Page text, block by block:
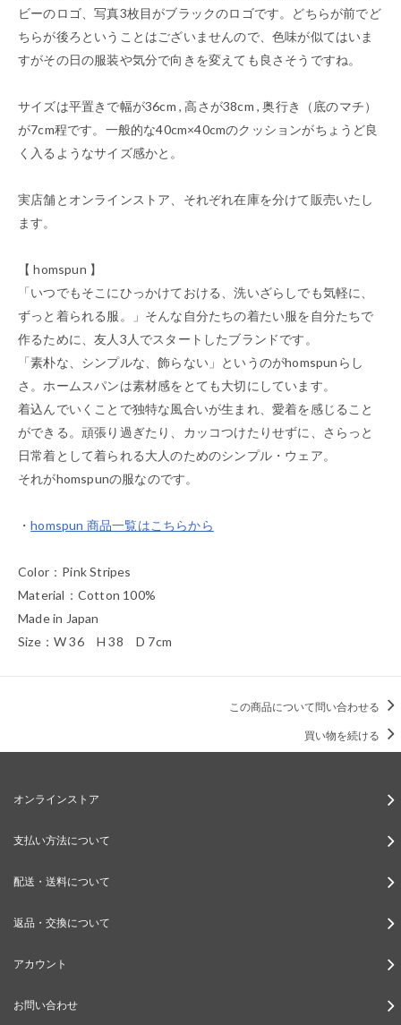
ビーのロゴ、写真3枚目がブラックのロゴです。どちらが前でど
ちらが後ろということはございませんので、色味が似てはいま
すがその日の服装や気分で向きを変えても良さそうですね。
サイズは平置きで幅が36cm , 高さが38cm , 奥行き（底のマチ）
が7cm程です。一般的な40cm×40cmのクッションがちょうど良
く入るようなサイズ感かと。
実店舗とオンラインストア、それぞれ在庫を分けて販売いたし
ます。
【 homspun 】
「いつでもそこにひっかけておける、洗いざらしでも気軽に、
ずっと着られる服。」そんな自分たちの着たい服を自分たちで
作るために、友人3人でスタートしたブランドです。
「素朴な、シンプルな、飾らない」というのがhomspunらし
さ。ホームスパンは素材感をとても大切にしています。
着込んでいくことで独特な風合いが生まれ、愛着を感じること
ができる。頑張り過ぎたり、カッコつけたりせずに、さらっと
日常着として着られる大人のためのシンプル・ウェア。
それがhomspunの服なのです。
・homspun 商品一覧はこちらから
Color：Pink Stripes
Material：Cotton 100%
Made in Japan
Size：W 36 H 38 D 7cm
この商品について問い合わせる
買い物を続ける
オンラインストア
支払い方法について
配送・送料について
返品・交換について
アカウント
お問い合わせ